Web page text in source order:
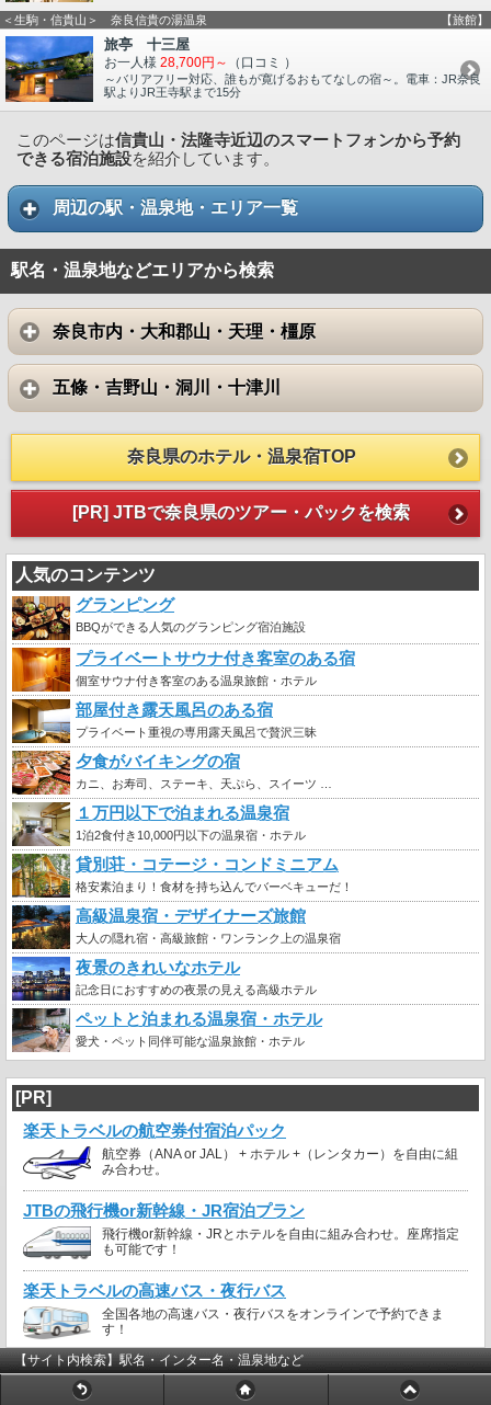
＜生駒・信貴山＞ 奈良信貴の湯温泉 【旅館】
旅亭 十三屋
お一人様 28,700円～ （口コミ ）
～バリアフリー対応、誰もが寛げるおもてなしの宿～。電車：JR奈良
駅よりJR王寺駅まで15分
このページは信貴山・法隆寺近辺のスマートフォンから予約
できる宿泊施設を紹介しています。
周辺の駅・温泉地・エリア一覧
駅名・温泉地などエリアから検索
奈良市内・大和郡山・天理・橿原
五條・吉野山・洞川・十津川
奈良県のホテル・温泉宿TOP
[PR] JTBで奈良県のツアー・パックを検索
人気のコンテンツ
グランピング
BBQができる人気のグランピング宿泊施設
プライベートサウナ付き客室のある宿
個室サウナ付き客室のある温泉旅館・ホテル
部屋付き露天風呂のある宿
プライベート重視の専用露天風呂で贅沢三昧
夕食がバイキングの宿
カニ、お寿司、ステーキ、天ぷら、スイーツ …
１万円以下で泊まれる温泉宿
1泊2食付き10,000円以下の温泉宿・ホテル
貸別荘・コテージ・コンドミニアム
格安素泊まり！食材を持ち込んでバーベキューだ！
高級温泉宿・デザイナーズ旅館
大人の隠れ宿・高級旅館・ワンランク上の温泉宿
夜景のきれいなホテル
記念日におすすめの夜景の見える高級ホテル
ペットと泊まれる温泉宿・ホテル
愛犬・ペット同伴可能な温泉旅館・ホテル
[PR]
楽天トラベルの航空券付宿泊パック
航空券（ANA or JAL） + ホテル +（レンタカー）を自由に組
み合わせ。
JTBの飛行機or新幹線・JR宿泊プラン
飛行機or新幹線・JRとホテルを自由に組み合わせ。座席指定
も可能です！
楽天トラベルの高速バス・夜行バス
全国各地の高速バス・夜行バスをオンラインで予約できま
す！
【サイト内検索】駅名・インター名・温泉地など